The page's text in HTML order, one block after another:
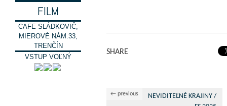
FILM
CAFE SLÁDKOVIČ,
MIEROVÉ NÁM.33,
TRENČÍN
VSTUP VOĽNÝ
SHARE
← previous
NEVIDITEĽNÉ KRAJINY /